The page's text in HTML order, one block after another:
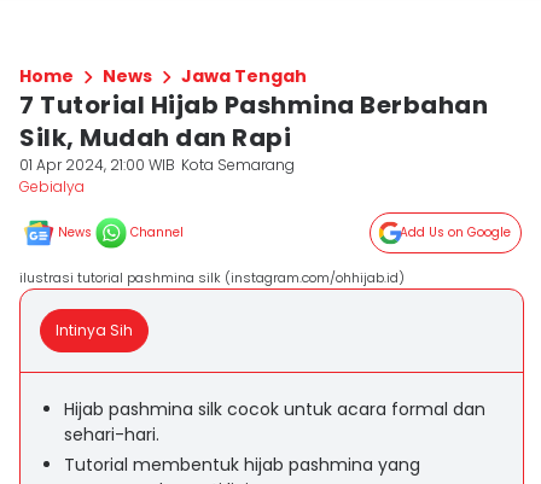
Home News Jawa Tengah
7 Tutorial Hijab Pashmina Berbahan
Silk, Mudah dan Rapi
01 Apr 2024, 21:00 WIB Kota Semarang
Gebialya
News Channel Add Us on Google
ilustrasi tutorial pashmina silk (instagram.com/ohhijab.id)
Intinya Sih
Hijab pashmina silk cocok untuk acara formal dan
sehari-hari.
Tutorial membentuk hijab pashmina yang